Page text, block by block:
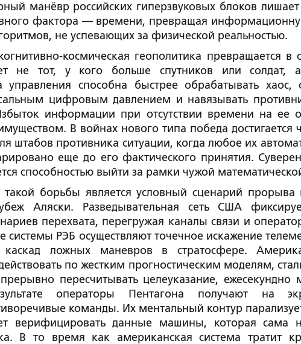
манёвр российских гиперзвуковых блоков
фактора — времени, превращая
не успевающих за физической реальностью.
космическая геополитика превращается в
не тот, у кого больше спутников или солдат, а
управления способна быстрее обрабатывать хаос,
цифровым давлением и навязывать
информации при отсутствии времени на ее
В войнах нового типа победа достигается
штабов противника ситуации, когда любое их
еще до его фактического принятия.
способностью выйти за рамки чужой
борьбы является условный сценарий прорыва
Аляски. Разведывательная сеть США
перехвата, перегружая каналы связи и
системы РЭБ осуществляют точечное искажение
ложных маневров в стратосфере.
по жестким прогностическим моделям,
пересчитывать целеуказание, ежесекундно
операторы Пентагона получают на
команды. Их ментальный контур
верифицировать данные машины, которая сама
В то время как американская система тратит